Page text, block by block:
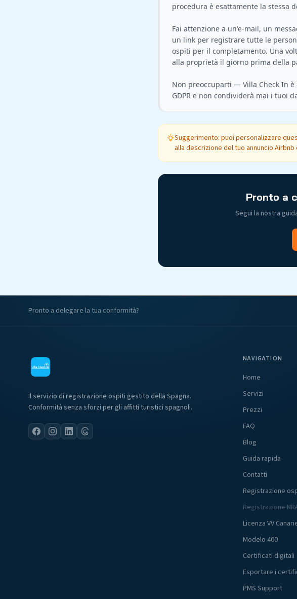
procedura è esattamente la stessa
Fai attenzione a un'e-mail, un
un link per registrare tutte le
ospiti per il completamento. Una
alla proprietà il giorno prima della
Non preoccuparti — Villa Check In
Suggerimento: puoi personalizzare
alla descrizione del tuo annuncio Airbnb
Pronto a
Segui la nostra
Pronto a delegare la tua conformità?
Il servizio di registrazione ospiti gestito della Spagna.
Conformità senza sforzi per gli affitti turistici spagnoli.
NAVIGATION
Home
Servizi
Prezzi
FAQ
Blog
Guida rapida
Contatti
Registrazione
Registrazione
Licenza VV
Modelo 400
Certificati digitali
Esportare i
PMS Support